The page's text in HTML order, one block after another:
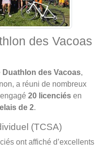
des Vacoas
Duathlon des Vacoas,
a réuni de nombreux
20 licenciés en
de 2.
(TCSA)
ont affiché d’excellents